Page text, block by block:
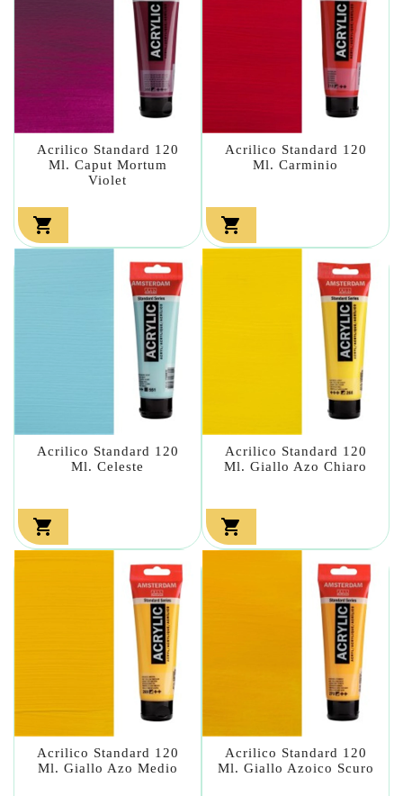
Acrilico Standard 120
Ml. Caput Mortum
Violet

Acrilico Standard 120
Ml. Carminio

Acrilico Standard 120
Ml. Celeste

Acrilico Standard 120
Ml. Giallo Azo Chiaro

Acrilico Standard 120
Ml. Giallo Azo Medio
Acrilico Standard 120
Ml. Giallo Azoico Scuro